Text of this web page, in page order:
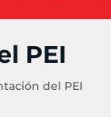
PEI
del PEI